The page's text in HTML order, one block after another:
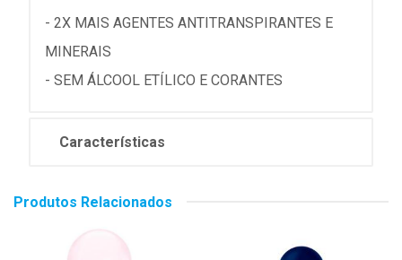
- 2X MAIS AGENTES ANTITRANSPIRANTES E
MINERAIS
- SEM ÁLCOOL ETÍLICO E CORANTES
Características
Produtos Relacionados